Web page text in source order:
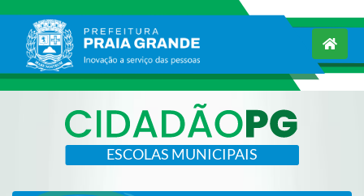
ESCOLAS MUNICIPAIS